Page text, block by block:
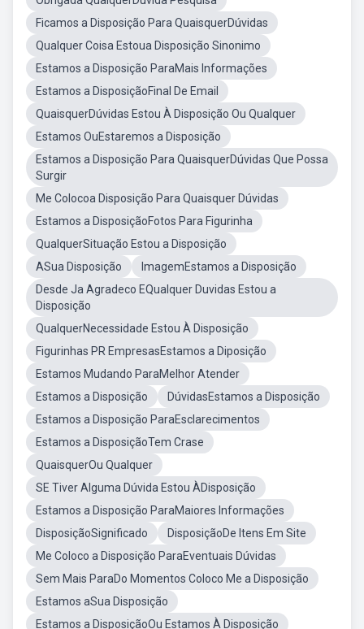
Ficamos a Disposição Para QuaisquerDúvidas
Qualquer Coisa Estoua Disposição Sinonimo
Estamos a Disposição ParaMais Informações
Estamos a DisposiçãoFinal De Email
QuaisquerDúvidas Estou À Disposição Ou Qualquer
Estamos OuEstaremos a Disposição
Estamos a Disposição Para QuaisquerDúvidas Que Possa
Surgir
Me Colocoa Disposição Para Quaisquer Dúvidas
Estamos a DisposiçãoFotos Para Figurinha
QualquerSituação Estou a Disposição
ASua Disposição
ImagemEstamos a Disposição
Desde Ja Agradeco EQualquer Duvidas Estou a
Disposição
QualquerNecessidade Estou À Disposição
Figurinhas PR EmpresasEstamos a Diposição
Estamos Mudando ParaMelhor Atender
Estamos a Disposição
DúvidasEstamos a Disposição
Estamos a Disposição ParaEsclarecimentos
Estamos a DisposiçãoTem Crase
QuaisquerOu Qualquer
SE Tiver Alguma Dúvida Estou ÀDisposição
Estamos a Disposição ParaMaiores Informações
DisposiçãoSignificado
DisposiçãoDe Itens Em Site
Me Coloco a Disposição ParaEventuais Dúvidas
Sem Mais ParaDo Momentos Coloco Me a Disposição
Estamos aSua Disposição
Estamos a DisposiçãoOu Estamos À Disposição